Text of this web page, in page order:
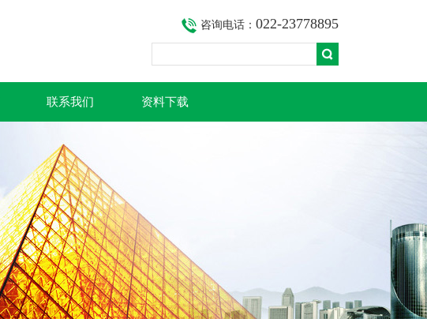
咨询电话： 022-23778895
联系我们 资料下载